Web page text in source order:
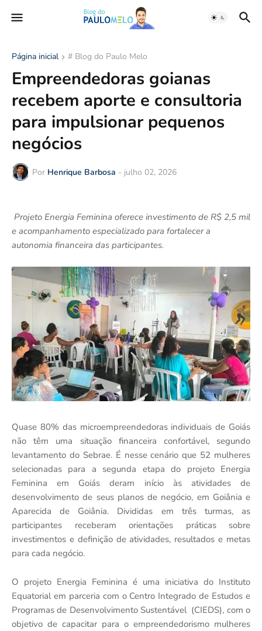
Página inicial # Blog do Paulo Melo
Empreendedoras goianas
recebem aporte e consultoria
para impulsionar pequenos
negócios
Por Henrique Barbosa - julho 02, 2026
Projeto Energia Feminina oferece investimento de R$ 2,5 mil
e acompanhamento especializado para fortalecer a
autonomia financeira das participantes.
Quase 80% das microempreendedoras individuais de Goiás
não têm uma situação financeira confortável, segundo
levantamento do Sebrae. É nesse cenário que 52 mulheres
selecionadas para a segunda etapa do projeto Energia
Feminina em Goiás deram início às atividades de
desenvolvimento de seus planos de negócio, em Goiânia e
Aparecida de Goiânia. Divididas em três turmas, as
participantes receberam orientações práticas sobre
investimentos e definição de atividades, resultados e metas
para cada negócio.
O projeto Energia Feminina é uma iniciativa do Instituto
Equatorial em parceria com o Centro Integrado de Estudos e
Programas de Desenvolvimento Sustentável (CIEDS), com o
objetivo de capacitar para o empreendedorismo mulheres